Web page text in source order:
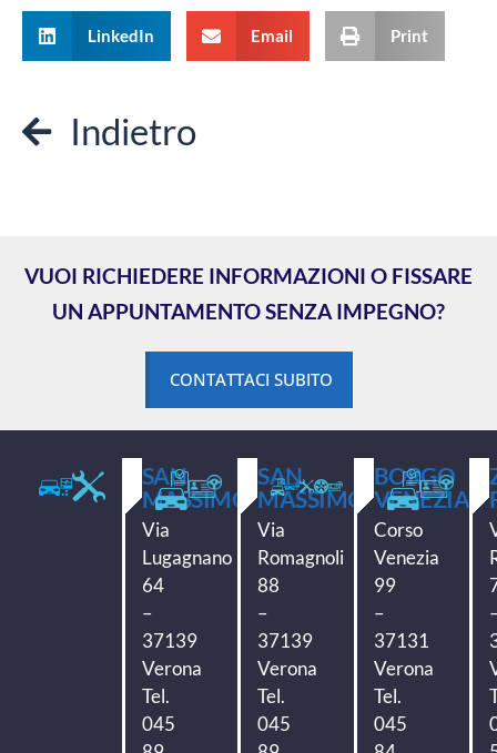
LinkedIn Email Print
Indietro
VUOI RICHIEDERE INFORMAZIONI O FISSARE
UN APPUNTAMENTO SENZA IMPEGNO?
CONTATTACI SUBITO
SAN
MASSIMO
Via
Lugagnano
64
–
37139
Verona
Tel.
045
SAN
MASSIMO
Via
Romagnoli
88
–
37139
Verona
Tel.
045
BORGO
VENEZIA
Corso
Venezia
99
–
37131
Verona
Tel.
045